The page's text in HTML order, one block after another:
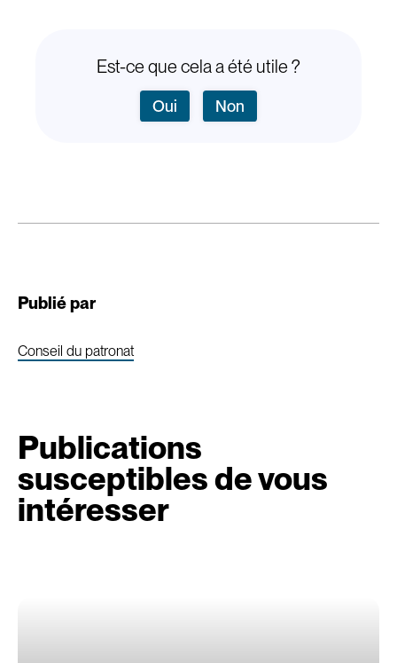
Est-ce que cela a été utile ?
Oui Non
Publié par
Conseil du patronat
Publications
susceptibles de vous
intéresser